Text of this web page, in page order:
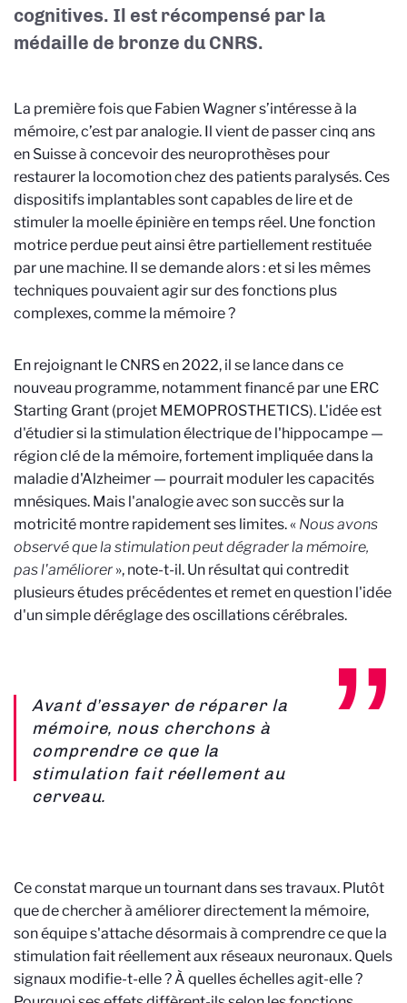
cognitives. Il est récompensé par la
médaille de bronze du CNRS.
La première fois que Fabien Wagner s’intéresse à la
mémoire, c’est par analogie. Il vient de passer cinq ans
en Suisse à concevoir des neuroprothèses pour
restaurer la locomotion chez des patients paralysés. Ces
dispositifs implantables sont capables de lire et de
stimuler la moelle épinière en temps réel. Une fonction
motrice perdue peut ainsi être partiellement restituée
par une machine. Il se demande alors : et si les mêmes
techniques pouvaient agir sur des fonctions plus
complexes, comme la mémoire ?
En rejoignant le CNRS en 2022, il se lance dans ce
nouveau programme, notamment financé par une ERC
Starting Grant (projet MEMOPROSTHETICS). L'idée est
d'étudier si la stimulation électrique de l'hippocampe —
région clé de la mémoire, fortement impliquée dans la
maladie d'Alzheimer — pourrait moduler les capacités
mnésiques. Mais l'analogie avec son succès sur la
motricité montre rapidement ses limites. « Nous avons
observé que la stimulation peut dégrader la mémoire,
pas l'améliorer », note-t-il. Un résultat qui contredit
plusieurs études précédentes et remet en question l'idée
d'un simple déréglage des oscillations cérébrales.
Avant d’essayer de réparer la
mémoire, nous cherchons à
comprendre ce que la
stimulation fait réellement au
cerveau.
Ce constat marque un tournant dans ses travaux. Plutôt
que de chercher à améliorer directement la mémoire,
son équipe s'attache désormais à comprendre ce que la
stimulation fait réellement aux réseaux neuronaux. Quels
signaux modifie-t-elle ? À quelles échelles agit-elle ?